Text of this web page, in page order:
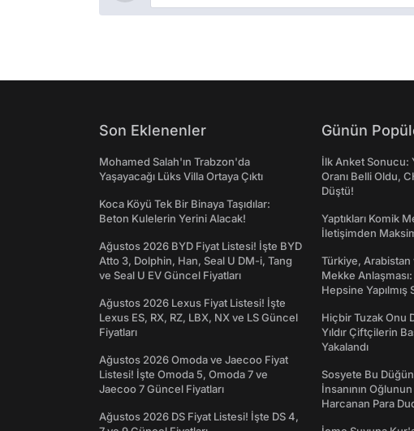
Son Eklenenler
Mohamed Salah'ın Trabzon'da
Yaşayacağı Lüks Villa Ortaya Çıktı
Koca Köyü Tek Bir Binaya Taşıdılar:
Beton Kulelerin Yerini Alacak!
Ağustos 2026 BYD Fiyat Listesi! İşte BYD
Atto 3, Dolphin, Han, Seal U DM-i, Tang
ve Seal U EV Güncel Fiyatları
Ağustos 2026 Lexus Fiyat Listesi! İşte
Lexus ES, RX, RZ, LBX, NX ve LS Güncel
Fiyatları
Ağustos 2026 Omoda ve Jaecoo Fiyat
Listesi! İşte Omoda 5, Omoda 7 ve
Jaecoo 7 Güncel Fiyatları
Ağustos 2026 DS Fiyat Listesi! İşte DS 4,
Günün
İlk Anket Sonucu:
Oranı Belli Oldu,
Düştü!
Yaptıkları Komik
İletişimden
Türkiye, Arabistan
Mekke Anlaşması:
Hepsine Yapılmış
Hiçbir Tuzak Onu
Yıldır Çiftçilerin
Yakalandı
Sosyete Bu
İnsanının
Harcanan Para